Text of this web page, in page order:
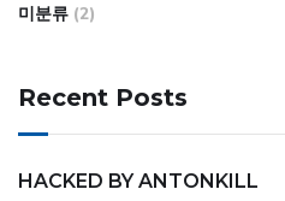
미분류 (2)
Recent Posts
HACKED BY ANTONKILL